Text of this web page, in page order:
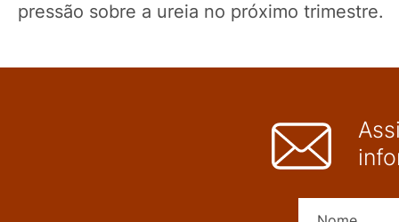
pressão sobre a ureia no próximo trimestre.